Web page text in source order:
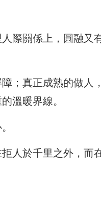
際關係上，圓融又
；真正成熟的做人
溫暖界線。
人於千里之外，而